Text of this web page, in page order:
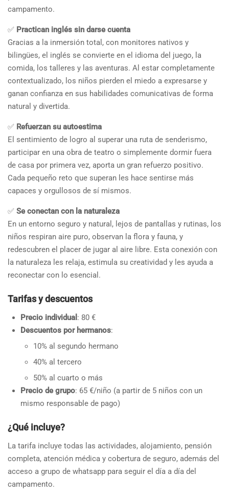
campamento.
✅ Practican inglés sin darse cuenta
Gracias a la inmersión total, con monitores nativos y
bilingües, el inglés se convierte en el idioma del juego, la
comida, los talleres y las aventuras. Al estar completamente
contextualizado, los niños pierden el miedo a expresarse y
ganan confianza en sus habilidades comunicativas de forma
natural y divertida.
✅ Refuerzan su autoestima
El sentimiento de logro al superar una ruta de senderismo,
participar en una obra de teatro o simplemente dormir fuera
de casa por primera vez, aporta un gran refuerzo positivo.
Cada pequeño reto que superan les hace sentirse más
capaces y orgullosos de sí mismos.
✅ Se conectan con la naturaleza
En un entorno seguro y natural, lejos de pantallas y rutinas, los
niños respiran aire puro, observan la flora y fauna, y
redescubren el placer de jugar al aire libre. Esta conexión con
la naturaleza les relaja, estimula su creatividad y les ayuda a
reconectar con lo esencial.
Tarifas y descuentos
Precio individual : 80 €
Descuentos por hermanos:
10% al segundo hermano
40% al tercero
50% al cuarto o más
Precio de grupo: 65 €/niño (a partir de 5 niños con un
mismo responsable de pago)
¿Qué incluye?
La tarifa incluye todas las actividades, alojamiento, pensión
completa, atención médica y cobertura de seguro, además del
acceso a grupo de whatsapp para seguir el día a día del
campamento.